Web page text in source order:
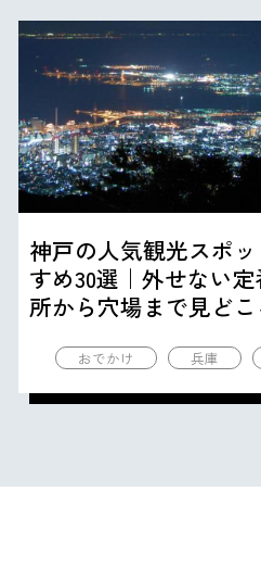
神戸の人気観光スポ
すめ30選｜外せない
所から穴場まで見ど
おでかけ 兵庫